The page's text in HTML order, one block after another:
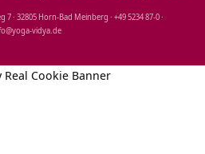
· 32805 Horn‑Bad Meinberg · +49 5234 87‑0 ·
Cookie Banner